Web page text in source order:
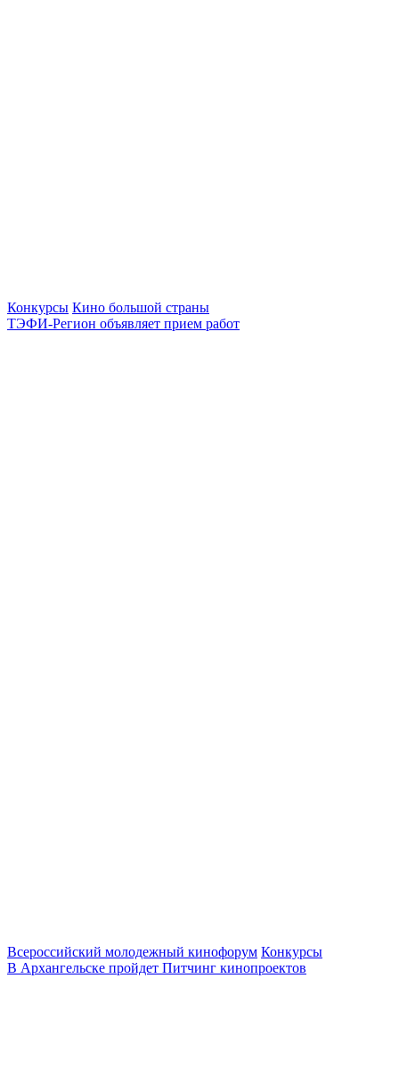
Конкурсы Кино большой страны
ТЭФИ-Регион объявляет прием работ
Всероссийский молодежный кинофорум Конкурсы
В Архангельске пройдет Питчинг кинопроектов